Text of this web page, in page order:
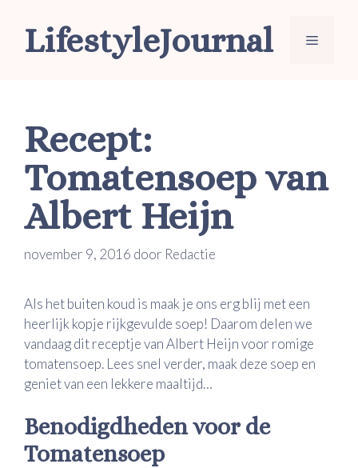
LifestyleJournal Menu
Recept:
Tomatensoep van
Albert Heijn
november 9, 2016 door Redactie
Als het buiten koud is maak je ons erg blij met een
heerlijk kopje rijkgevulde soep! Daarom delen we
vandaag dit receptje van Albert Heijn voor romige
tomatensoep. Lees snel verder, maak deze soep en
geniet van een lekkere maaltijd…
Benodigdheden voor de
Tomatensoep